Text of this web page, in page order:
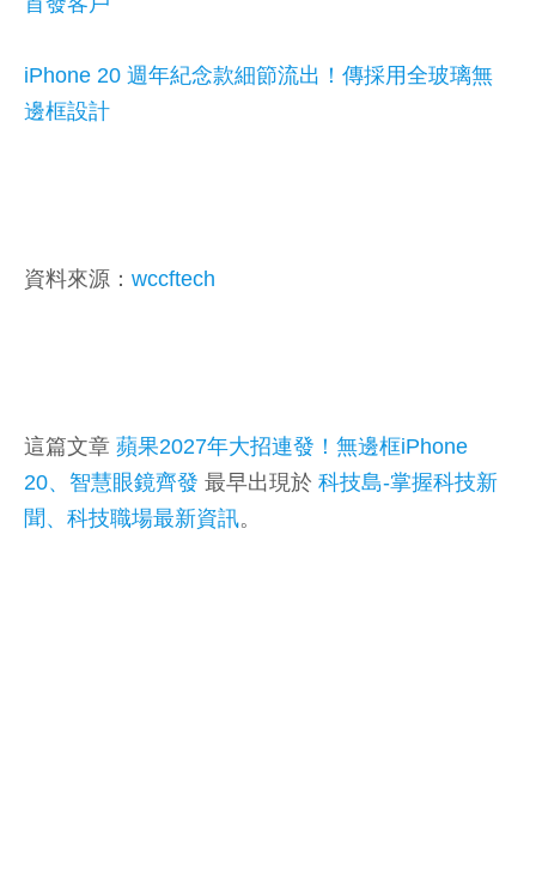
iPhone 20 週年紀念款細節流出！傳採用全玻璃無
邊框設計
資料來源： wccftech
這篇文章 蘋果2027年大招連發！無邊框iPhone
20、智慧眼鏡齊發 最早出現於 科技島-掌握科技新
聞、科技職場最新資訊。